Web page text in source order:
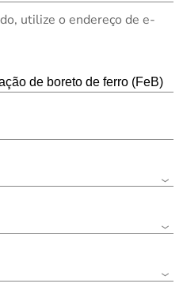
utilize o endereço de e-